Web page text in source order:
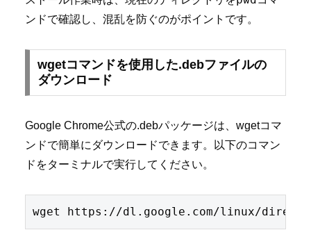
ンドで確認し、混乱を防ぐのがポイントです。
wgetコマンドを使用した.debファイルの
ダウンロード
Google Chrome公式の.debパッケージは、wgetコマ
ンドで簡単にダウンロードできます。以下のコマン
ドをターミナルで実行してください。